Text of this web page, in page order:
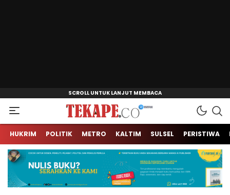
Tekape.co
Jendela Informasi Kita
HUKRIM POLITIK METRO KALTIM SULSEL PERISTIWA